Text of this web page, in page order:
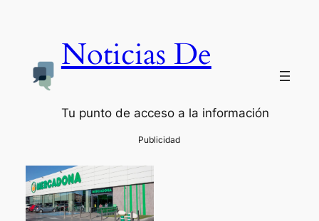
Noticias De
Tu punto de acceso a la información